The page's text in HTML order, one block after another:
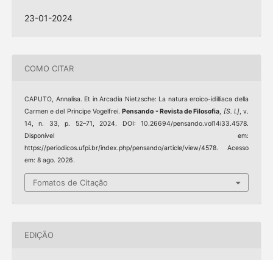
23-01-2024
COMO CITAR
CAPUTO, Annalisa. Et in Arcadia Nietzsche: La natura eroico-idilliaca della
Carmen e del Principe Vogelfrei.Pensando - Revista de Filosofia, [S. l.], v.
14, n. 33, p. 52–71, 2024. DOI: 10.26694/pensando.vol14i33.4578.
Disponível em:
https://periodicos.ufpi.br/index.php/pensando/article/view/4578. Acesso
em: 8 ago. 2026.
Fomatos de Citação
EDIÇÃO